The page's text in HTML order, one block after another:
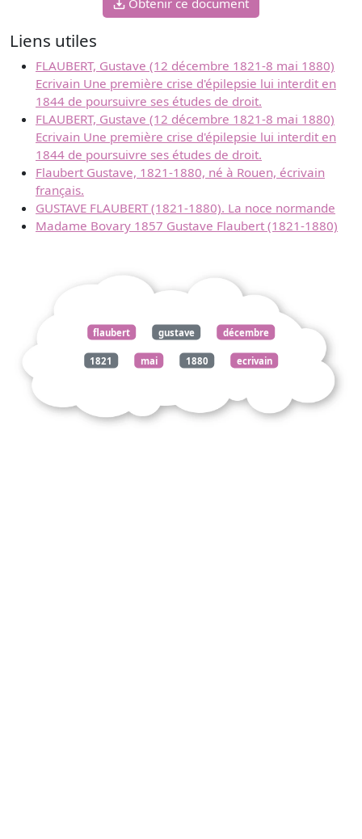
Liens utiles
FLAUBERT, Gustave (12 décembre 1821-8 mai 1880)
Ecrivain Une première crise d'épilepsie lui interdit en
1844 de poursuivre ses études de droit.
FLAUBERT, Gustave (12 décembre 1821-8 mai 1880)
Ecrivain Une première crise d'épilepsie lui interdit en
1844 de poursuivre ses études de droit.
Flaubert Gustave, 1821-1880, né à Rouen, écrivain
français.
GUSTAVE FLAUBERT (1821-1880). La noce normande
Madame Bovary 1857 Gustave Flaubert (1821-1880)
flaubert gustave décembre
1821 mai 1880 ecrivain
1844 poursuivre études